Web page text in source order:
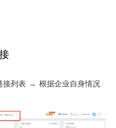
接列表 → 根据企业自身情况